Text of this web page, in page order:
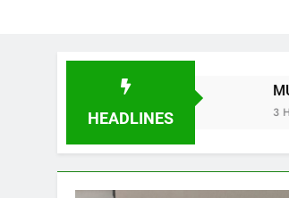
HEADLINES
MUI Diminta
3 Hari Ago